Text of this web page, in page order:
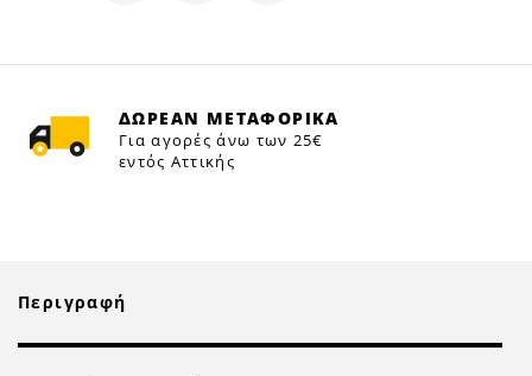
ΔΩΡΕΑΝ ΜΕΤΑΦΟΡΙΚΑ
Για αγορές άνω των 25€
εντός Αττικής
Περιγραφή